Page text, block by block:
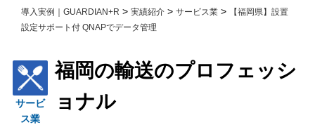
導入実例｜GUARDIAN+R > 実績紹介 > サービス業 >
【福岡県】設置
設定サポート付 QNAPでデータ管理
サービ
ス業
福岡の輸送のプロフェッシ
ョナル